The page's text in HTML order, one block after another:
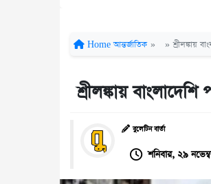
Home আন্তর্জাতিক » » শ্রীলঙ্কায়
শ্রীলঙ্কায়
বুলেটিন বার্তা
শনিবার, ২৯